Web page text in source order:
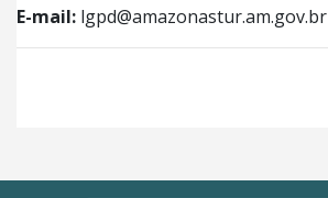
E-mail: lgpd@amazonastur.am.gov.br